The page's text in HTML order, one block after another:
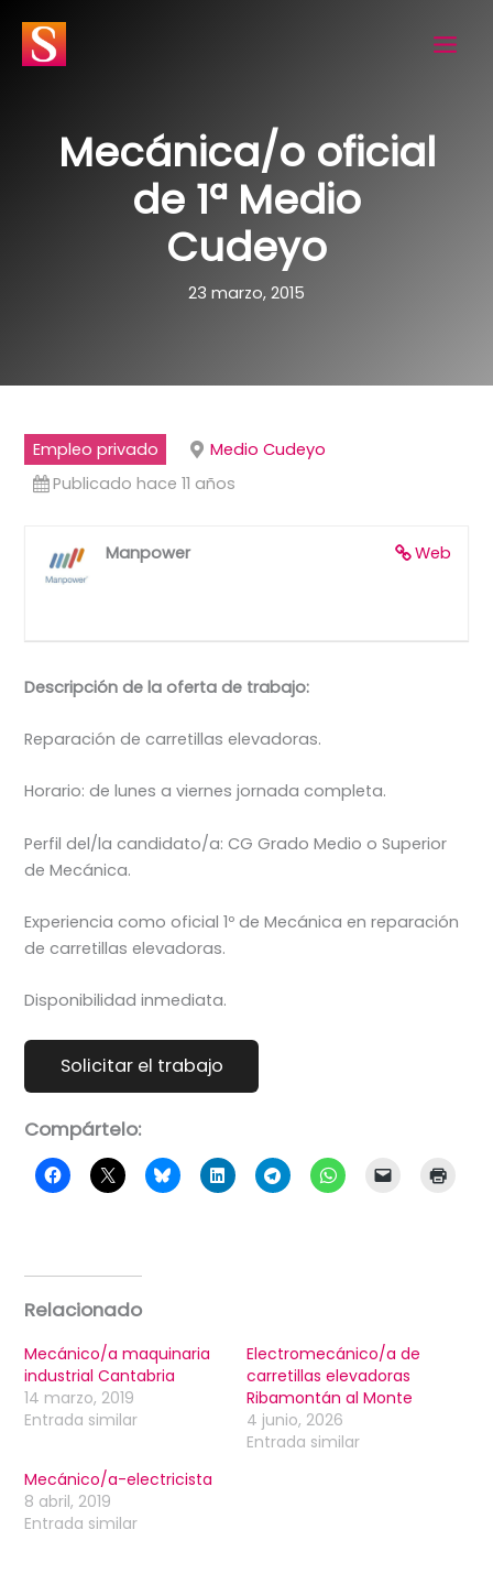
contenido
Mecánica/o oficial
de 1ª Medio
Cudeyo
23 marzo, 2015
Empleo privado
Medio Cudeyo
Publicado hace 11 años
Web
Manpower
Descripción de la oferta de trabajo:
Reparación de carretillas elevadoras.
Horario: de lunes a viernes jornada completa.
Perfil del/la candidato/a: CG Grado Medio o Superior
de Mecánica.
Experiencia como oficial 1º de Mecánica en reparación
de carretillas elevadoras.
Disponibilidad inmediata.
Compártelo:
Relacionado
Mecánico/a maquinaria
industrial Cantabria
14 marzo, 2019
Entrada similar
Electromecánico/a de
carretillas elevadoras
Ribamontán al Monte
4 junio, 2026
Entrada similar
Mecánico/a-electricista
8 abril, 2019
Entrada similar